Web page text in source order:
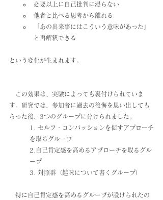
必要以上に自己批判に浸らない
他者と比べる思考から離れる
「あの出来事にはこういう意味があった」
と再解釈できる
という変化が生まれます。
この効果は、実験によっても裏付けられていま
す。研究では、参加者に過去の後悔を思い出しても
らった後、3つのグループに分けられました。
1. セルフ・コンパッションを促すアプローチ
を取るグループ
2.自己肯定感を高めるアプローチを取るグル
ープ
3. 対照群（趣味について書くグループ）
特に自己肯定感を高めるグループが設けられたの